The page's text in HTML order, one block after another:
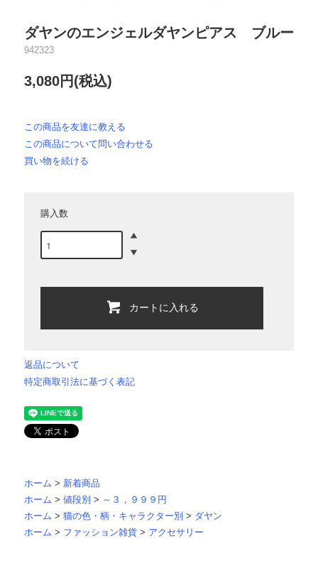
ダヤンのエンジェルダヤンピアス ブルー
942323
3,080円(税込)
この商品を友達に教える
この商品について問い合わせる
買い物を続ける
購入数
カートに入れる
返品について
特定商取引法に基づく表記
ホーム > 新着商品
ホーム > 値段別 > ～３，９９９円
ホーム > 猫の色・柄・キャラクター別 > ダヤン
ホーム > ファッション雑貨 > アクセサリー